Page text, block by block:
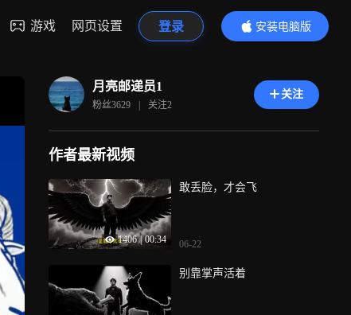
游戏 网页设置 登录
安装电脑版
内容更精彩
月亮邮递员1
粉丝3629 | 关注2
关注
作者最新视频
1406 | 00:34
敢丢脸，才会飞
06-22
别靠掌声活着